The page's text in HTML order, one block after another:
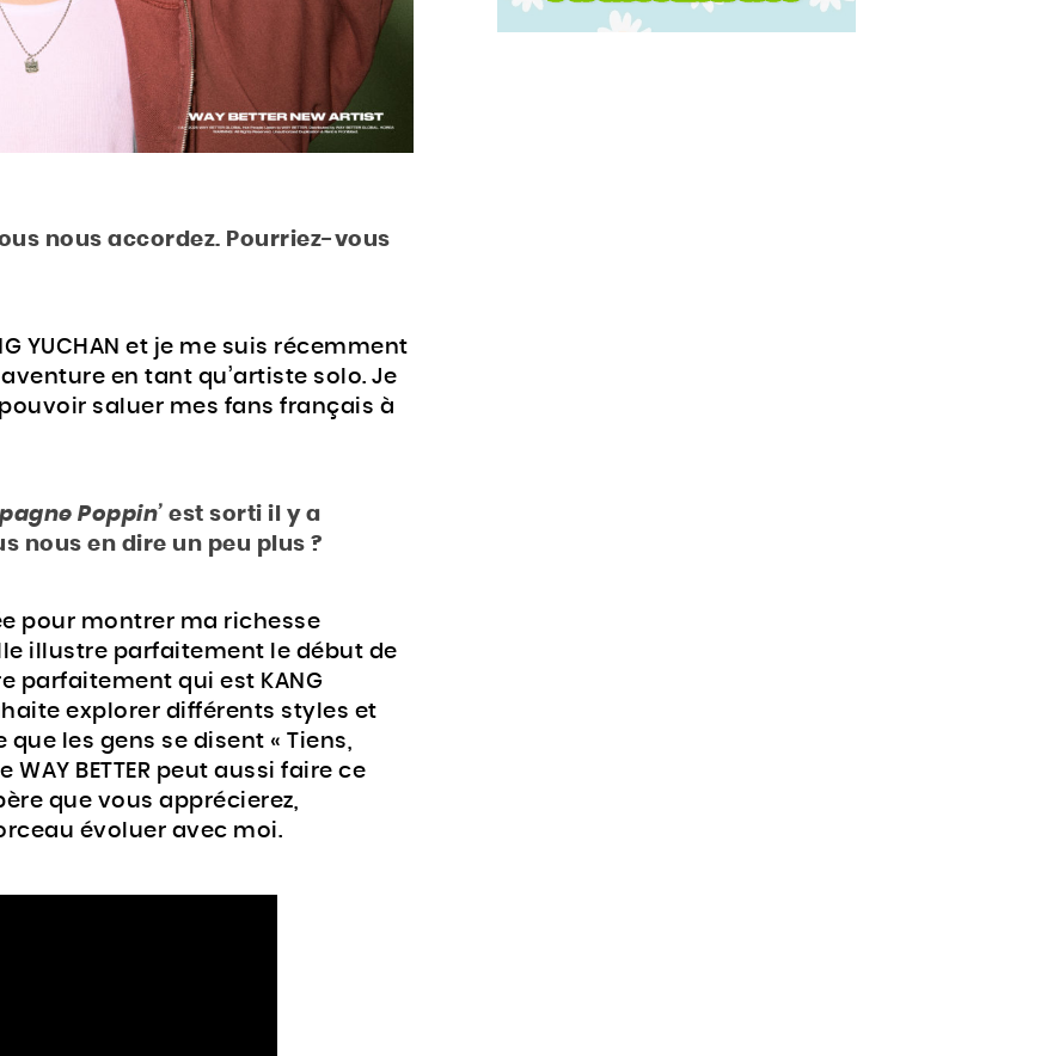
nous accordez. Pourriez-vous
YUCHAN et je me suis récemment
en tant qu’artiste solo. Je
saluer mes fans français à
Poppin’ est sorti il ​​y a
nous en dire un peu plus ?
pour montrer ma richesse
illustre parfaitement le début de
parfaitement qui est KANG
explorer différents styles et
les gens se disent « Tiens,
WAY BETTER peut aussi faire ce
que vous apprécierez,
évoluer avec moi.